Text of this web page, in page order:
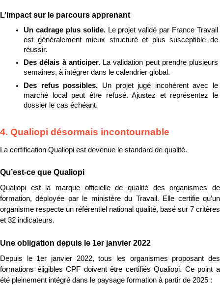
L’impact sur le parcours apprenant
Un cadrage plus solide. Le projet validé par France Travail
est généralement mieux structuré et plus susceptible de
réussir.
Des délais à anticiper. La validation peut prendre plusieurs
semaines, à intégrer dans le calendrier global.
Des refus possibles. Un projet jugé incohérent avec le
marché local peut être refusé. Ajustez et représentez le
dossier le cas échéant.
4. Qualiopi désormais incontournable
La certification Qualiopi est devenue le standard de qualité.
Qu’est-ce que Qualiopi
Qualiopi est la marque officielle de qualité des organismes de
formation, déployée par le ministère du Travail. Elle certifie qu’un
organisme respecte un référentiel national qualité, basé sur 7 critères
et 32 indicateurs.
Une obligation depuis le 1er janvier 2022
Depuis le 1er janvier 2022, tous les organismes proposant des
formations éligibles CPF doivent être certifiés Qualiopi. Ce point a
été pleinement intégré dans le paysage formation à partir de 2025 :